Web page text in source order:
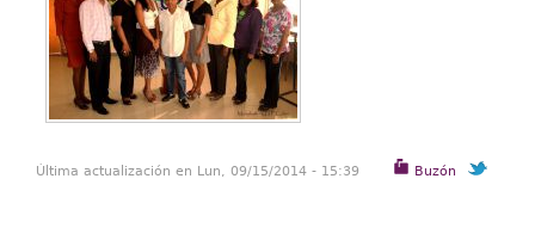
Buzón
Última actualización en Lun, 09/15/2014 - 15:39